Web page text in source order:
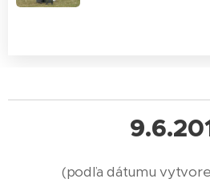
(podľa dátumu